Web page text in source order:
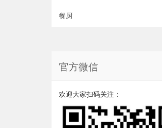
餐厨
官方微信
欢迎大家扫码关注：